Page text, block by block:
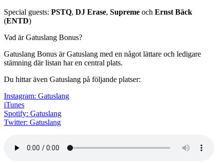
Special guests: PSTQ, DJ Erase, Supreme och Ernst Bäck
(ENTD)
Vad är Gatuslang Bonus?
Gatuslang Bonus är Gatuslang med en något lättare och ledigare
stämning där listan har en central plats.
Du hittar även Gatuslang på följande platser:
Instagram: Gatuslang
iTunes
Spotify: Gatuslang
Twitter: Gatuslang